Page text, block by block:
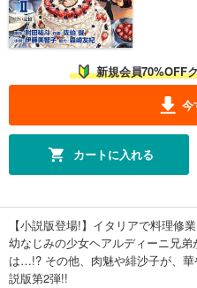
新規会員70%OFF
今
カートに入れる
【小説版登場!】イタリアで料理修
幼なじみの少女ヘアルディーニ兄
は…!? その他、肉魅や緋沙子が、
説版第2弾!!